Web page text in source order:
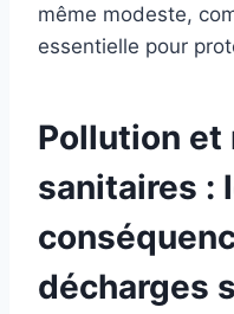
même modeste,
essentielle pour
Pollution et
sanitaires :
décharges